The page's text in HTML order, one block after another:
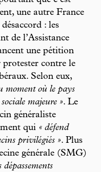
une autre France
: les
de l’Assistance
une pétition
protester contre le
Selon eux,
moment où le pays
majeure ». Le
généraliste
qui « défend
privilégiés ». Plus
générale (SMG)